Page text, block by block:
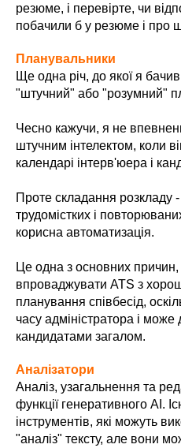
резюме, і перевірте, чи
побачили б у резюме і про
Планувальники
Ще одна річ, до якої я
"штучний" або "розумний"
Чесно кажучи, я не
штучним інтелектом, коли
календарі інтерв'юера і
Проте складання розкладу
трудомістких і
корисна автоматизація.
Це одна з основних
впроваджувати ATS з
планування співбесід,
часу адміністратора і може
кандидатами загалом.
Аналізатори
Аналіз, узагальнення та
функції генеративного AI.
інструментів, які можуть
"аналіз" тексту, але вони